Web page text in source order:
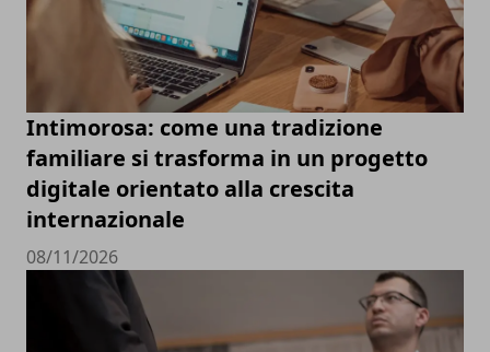
Intimorosa: come una tradizione
familiare si trasforma in un progetto
digitale orientato alla crescita
internazionale
08/11/2026